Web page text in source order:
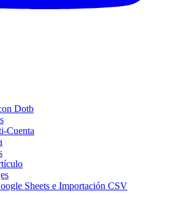
Dotb
Cuenta
Sheets e Importación CSV